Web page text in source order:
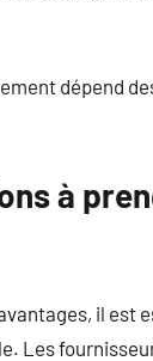
dépend
à
il est
Les